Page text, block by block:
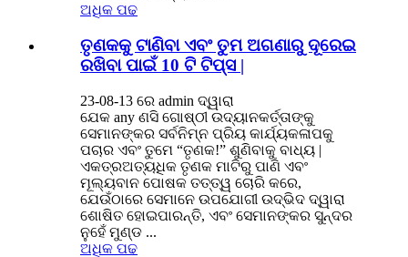
ଅଧିକ ପଢ
ତୃଣକକୁ ଟାଣିବା ଏବଂ ତୁମ ଅଗଣାରୁ ଦୂରେଇ
ରଖିବା ପାଇଁ 10 ଟି ଟିପ୍ସ |
23-08-13 ରେ admin ଦ୍ୱାରା
ଯେକ any ଣସି ଗୋଷ୍ଠୀ ଉଦ୍ୟାନକର୍ତ୍ତାଙ୍କୁ
ସେମାନଙ୍କର ସର୍ବନିମ୍ନ ପ୍ରିୟ କାର୍ଯ୍ୟକଳାପକୁ
ପଚାର ଏବଂ ତୁମେ “ତୃଣକ!” ଶୁଣିବାକୁ ବାଧ୍ୟ |
ଏକତ୍ରଅତ୍ୟଧିକ ତୃଣକ ମାଟିରୁ ପାଣି ଏବଂ
ମୂଲ୍ୟବାନ ପୋଷକ ତତ୍ତ୍ୱ ଚୋରି କରେ,
ଯେଉଁଠାରେ ସେମାନେ ଉପଯୋଗୀ ଉଦ୍ଭିଦ ଦ୍ୱାରା
ଶୋଷିତ ହୋଇପାରନ୍ତି, ଏବଂ ସେମାନଙ୍କର ସୁନ୍ଦର
ନୁହେଁ ମୁଣ୍ଡ ...
ଅଧିକ ପଢ